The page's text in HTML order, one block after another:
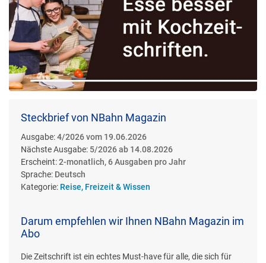
Steckbrief von NBahn Magazin
Ausgabe:4/2026 vom 19.06.2026
Nächste Ausgabe: 5/2026 ab 14.08.2026
Erscheint:2-monatlich, 6 Ausgaben pro Jahr
Sprache: Deutsch
Kategorie: Reise, Freizeit & Wissen
Darum empfehlen wir Ihnen NBahn Magazin im
Abo
Die Zeitschrift ist ein echtes Must-have für alle, die sich für